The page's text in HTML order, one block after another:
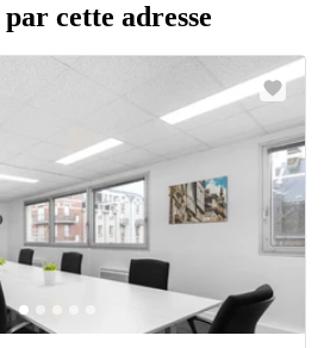
cette adresse